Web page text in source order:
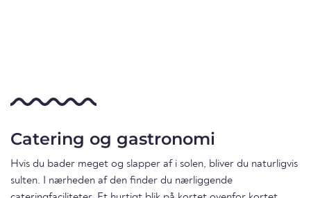
Catering og gastronomi
Hvis du bader meget og slapper af i solen, bliver du naturligvis
sulten. I nærheden af den finder du nærliggende